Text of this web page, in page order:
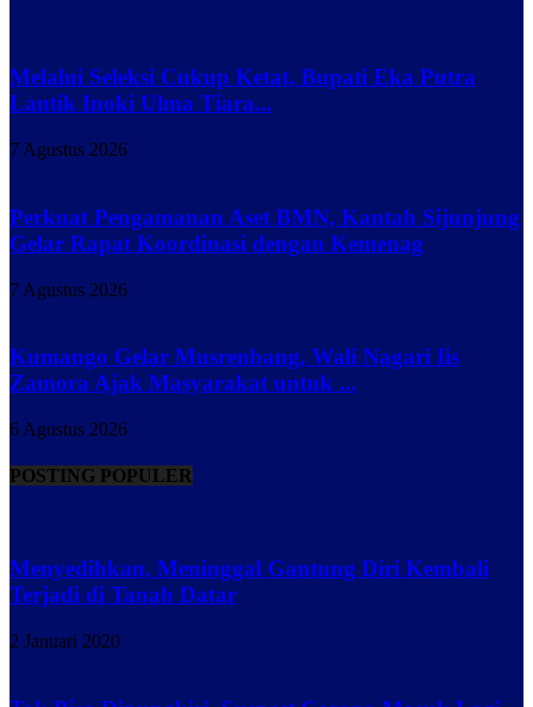
Melalui Seleksi Cukup Ketat, Bupati Eka Putra
Lantik Inoki Ulma Tiara...
7 Agustus 2026
Perkuat Pengamanan Aset BMN, Kantah Sijunjung
Gelar Rapat Koordinasi dengan Kemenag
7 Agustus 2026
Kumango Gelar Musrenbang, Wali Nagari Iis
Zamora Ajak Masyarakat untuk ...
6 Agustus 2026
POSTING POPULER
Menyedihkan, Meninggal Gantung Diri Kembali
Terjadi di Tanah Datar
2 Januari 2020